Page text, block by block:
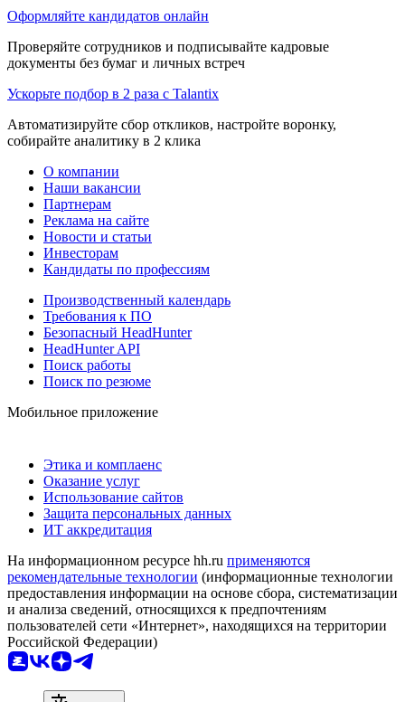
Оформляйте кандидатов онлайн
Проверяйте сотрудников и подписывайте кадровые
документы без бумаг и личных встреч
Ускорьте подбор в 2 раза с Talantix
Автоматизируйте сбор откликов, настройте воронку,
собирайте аналитику в 2 клика
О компании
Наши вакансии
Партнерам
Реклама на сайте
Новости и статьи
Инвесторам
Кандидаты по профессиям
Производственный календарь
Требования к ПО
Безопасный HeadHunter
HeadHunter API
Поиск работы
Поиск по резюме
Мобильное приложение
Этика и комплаенс
Оказание услуг
Использование сайтов
Защита персональных данных
ИТ аккредитация
На информационном ресурсе hh.ru применяются
рекомендательные технологии (информационные технологии
предоставления информации на основе сбора, систематизации
и анализа сведений, относящихся к предпочтениям
пользователей сети «Интернет», находящихся на территории
Российской Федерации)